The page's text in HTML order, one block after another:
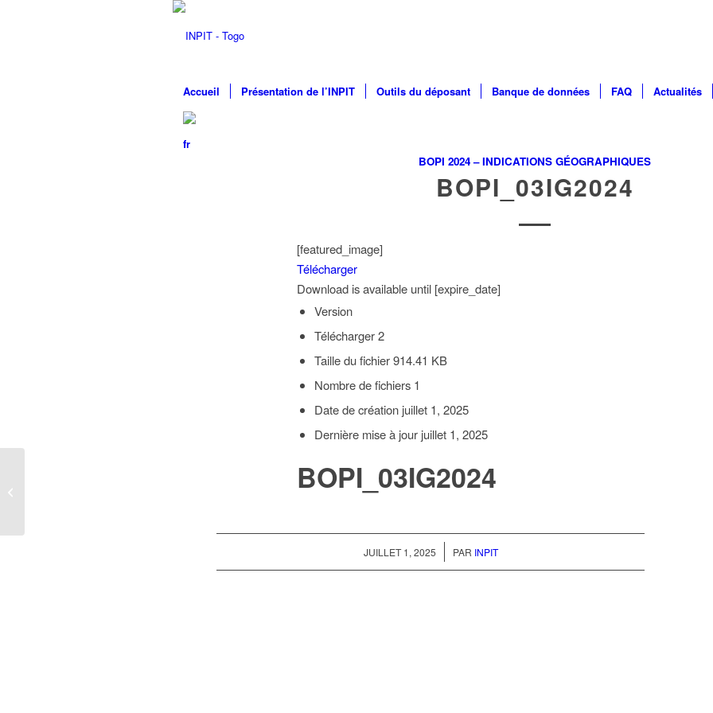
Accueil Présentation de l’INPIT Outils du déposant Banque de données FAQ Actualités
BOPI 2024 – INDICATIONS GÉOGRAPHIQUES
BOPI_03IG2024
[featured_image]
Télécharger
Download is available until [expire_date]
Version
Télécharger2
Taille du fichier914.41 KB
Nombre de fichiers 1
Date de création juillet 1, 2025
Dernière mise à jour juillet 1, 2025
BOPI_03IG2024
JUILLET 1, 2025
/ PAR INPIT